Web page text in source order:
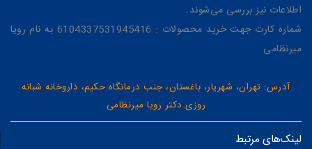
اطلاعات نیز بررسی می‌شوند.
شماره کارت جهت خرید محصولات : 6104337531945416 به نام رویا
میرنظامی
آدرس: تهران، شهریار، باغستان، جنب درمانگاه حکیم، داروخانه شبانه
روزی دکتر رویا میرنظامی
لینک‌های مرتبط